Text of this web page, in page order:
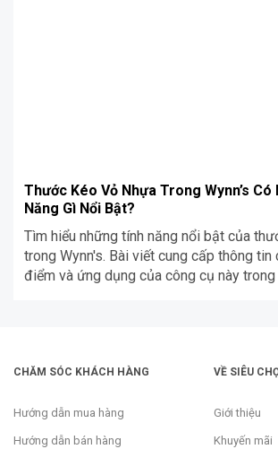
Thước Kéo Vỏ Nhựa Trong Wynn’s
Năng Gì Nổi Bật?
Tìm hiểu những tính năng nổi bật của
trong Wynn's. Bài viết cung cấp thông tin
điểm và ứng dụng của công cụ này
CHĂM SÓC KHÁCH HÀNG
Hướng dẫn mua hàng
Hướng dẫn bán hàng
VỀ SIÊU
Giới thiệu
Khuyến mãi